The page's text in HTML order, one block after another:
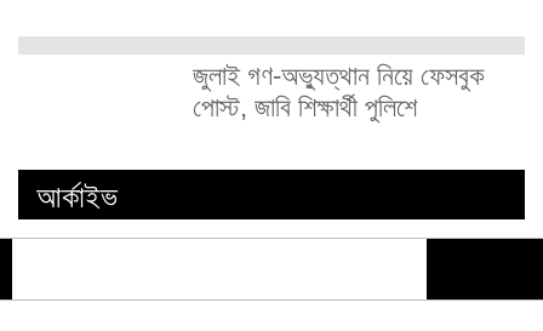
জুলাই গণ-অভ্যুত্থান নিয়ে ফেসবুক
পোস্ট, জাবি শিক্ষার্থী পুলিশে
আর্কাইভ